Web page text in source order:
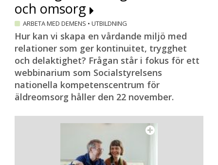
och omsorg
ARBETA MED DEMENS • UTBILDNING
Hur kan vi skapa en vårdande miljö med
relationer som ger kontinuitet, trygghet
och delaktighet? Frågan står i fokus för ett
webbinarium som Socialstyrelsens
nationella kompetenscentrum för
äldreomsorg håller den 22 november.